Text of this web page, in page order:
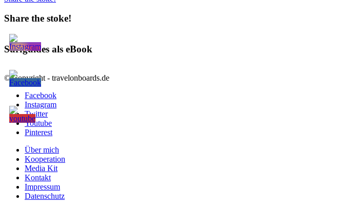
Share the stoke!
Surfguides als eBook
© Copyright - travelonboards.de
Facebook
Instagram
Twitter
Youtube
Pinterest
Über mich
Kooperation
Media Kit
Kontakt
Impressum
Datenschutz